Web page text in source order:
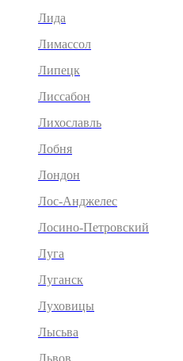
Лида
Лимассол
Липецк
Лиссабон
Лихославль
Лобня
Лондон
Лос-Анджелес
Лосино-Петровский
Луга
Луганск
Луховицы
Лысьва